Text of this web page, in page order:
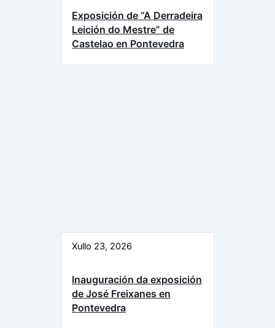
Exposición de “A Derradeira
Leición do Mestre” de
Castelao en Pontevedra
Xullo 23, 2026
Inauguración da exposición
de José Freixanes en
Pontevedra